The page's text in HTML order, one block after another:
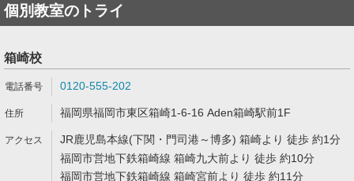
個別教室のトライ
箱崎校
0120-555-202
福岡県福岡市東区箱崎1-6-16 Aden箱崎駅前1F
JR鹿児島本線(下関・門司港～博多) 箱崎より 徒歩 約1分
福岡市営地下鉄箱崎線 箱崎九大前より 徒歩 約10分
福岡市営地下鉄箱崎線 箱崎宮前より 徒歩 約11分